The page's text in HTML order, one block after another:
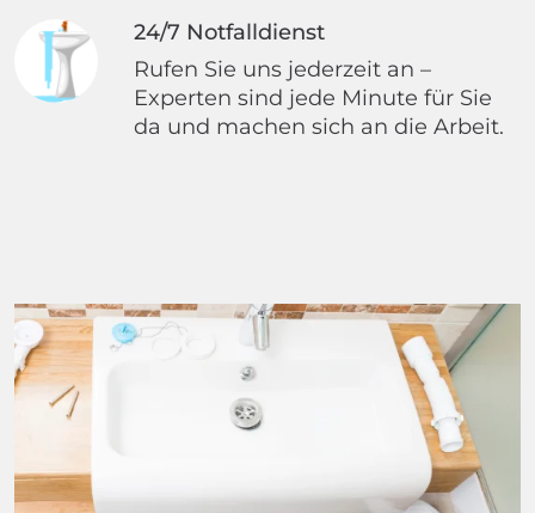
24/7 Notfalldienst
Rufen Sie uns jederzeit an –
Experten sind jede Minute für Sie
da und machen sich an die Arbeit.